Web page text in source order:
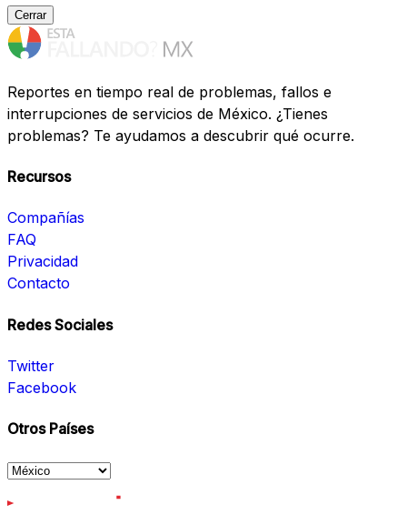
Cerrar
Reportes en tiempo real de problemas, fallos e
interrupciones de servicios de México. ¿Tienes
problemas? Te ayudamos a descubrir qué ocurre.
Recursos
Compañías
FAQ
Privacidad
Contacto
Redes Sociales
Twitter
Facebook
Otros Países